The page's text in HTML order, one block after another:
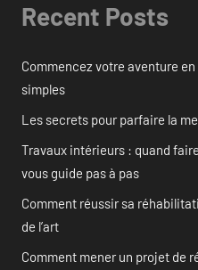
Recent Posts
Commencez votre aventure
simples
Les secrets pour parfaire la
Travaux intérieurs : quand
vous guide pas à pas
Comment réussir sa
de l’art
Comment mener un projet de